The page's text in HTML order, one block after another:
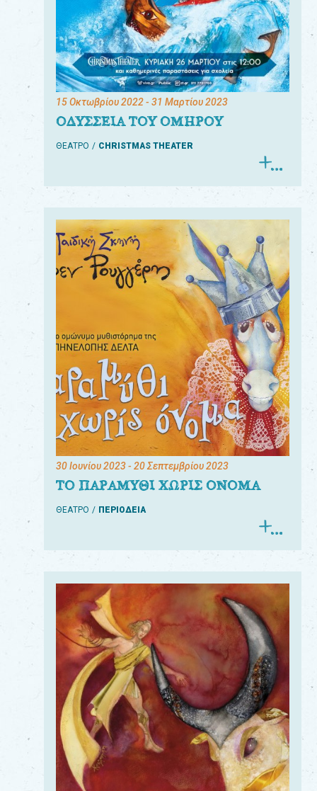
15 Οκτωβρίου 2022- 31 Μαρτίου 2023
ΟΔΥΣΣΕΙΑ ΤΟΥ ΟΜΗΡΟΥ
ΘΕΑΤΡΟ CHRISTMAS THEATER
30 Ιουνίου 2023- 20 Σεπτεμβρίου 2023
ΤΟ ΠΑΡΑΜΥΘΙ ΧΩΡΙΣ ΟΝΟΜΑ
ΘΕΑΤΡΟ ΠΕΡΙΟΔΕΙΑ